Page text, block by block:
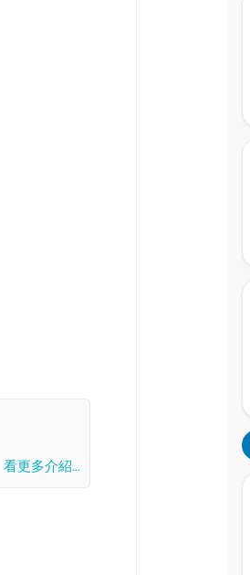
看更多介紹...